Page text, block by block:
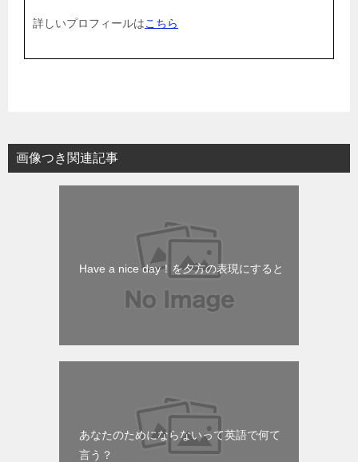
詳しいプロフィールはこちら
画像つき関連記事
Have a nice day！を夕方の表現にすると
あなたのためにならないって英語で何て
言う？